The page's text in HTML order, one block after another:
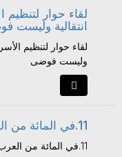
لقاء حوار لتنظيم
انتقالية وليست
لقاء حوار لتنظيم
وليست فوضى
11.في المائة من العرب مراهقون
11.في المائة من العرب مراهقون